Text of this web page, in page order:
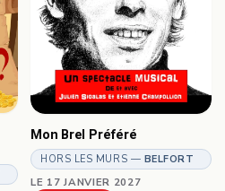
Mon Brel Préféré
HORS LES MURS — BELFORT
LE 17 JANVIER 2027